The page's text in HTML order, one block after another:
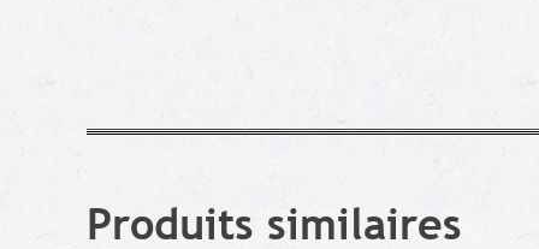
Produits similaires